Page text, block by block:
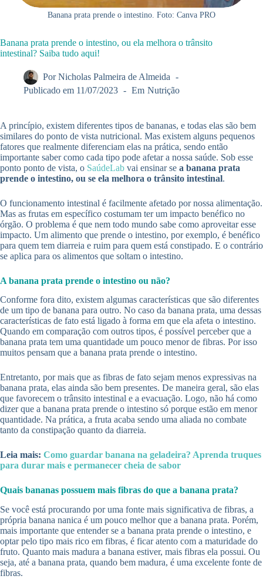
Banana prata prende o intestino. Foto: Canva PRO
Banana prata prende o intestino, ou ela melhora o trânsito
intestinal? Saiba tudo aqui!
Por Nicholas Palmeira de Almeida
Publicado em 11/07/2023 Em Nutrição
A princípio, existem diferentes tipos de bananas, e todas elas são bem
similares do ponto de vista nutricional. Mas existem alguns pequenos
fatores que realmente diferenciam elas na prática, sendo então
importante saber como cada tipo pode afetar a nossa saúde. Sob esse
ponto ponto de vista, o SaúdeLab vai ensinar se a banana prata
prende o intestino, ou se ela melhora o trânsito intestinal.
O funcionamento intestinal é facilmente afetado por nossa alimentação.
Mas as frutas em específico costumam ter um impacto benéfico no
órgão. O problema é que nem todo mundo sabe como aproveitar esse
impacto. Um alimento que prende o intestino, por exemplo, é benéfico
para quem tem diarreia e ruim para quem está constipado. E o contrário
se aplica para os alimentos que soltam o intestino.
A banana prata prende o intestino ou não?
Conforme fora dito, existem algumas características que são diferentes
de um tipo de banana para outro. No caso da banana prata, uma dessas
características de fato está ligado à forma em que ela afeta o intestino.
Quando em comparação com outros tipos, é possível perceber que a
banana prata tem uma quantidade um pouco menor de fibras. Por isso
muitos pensam que a banana prata prende o intestino.
Entretanto, por mais que as fibras de fato sejam menos expressivas na
banana prata, elas ainda são bem presentes. De maneira geral, são elas
que favorecem o trânsito intestinal e a evacuação. Logo, não há como
dizer que a banana prata prende o intestino só porque estão em menor
quantidade. Na prática, a fruta acaba sendo uma aliada no combate
tanto da constipação quanto da diarreia.
Leia mais: Como guardar banana na geladeira? Aprenda truques
para durar mais e permanecer cheia de sabor
Quais bananas possuem mais fibras do que a banana prata?
Se você está procurando por uma fonte mais significativa de fibras, a
própria banana nanica é um pouco melhor que a banana prata. Porém,
mais importante que entender se a banana prata prende o intestino, e
optar pelo tipo mais rico em fibras, é ficar atento com a maturidade do
fruto. Quanto mais madura a banana estiver, mais fibras ela possui. Ou
seja, até a banana prata, quando bem madura, é uma excelente fonte de
fibras.